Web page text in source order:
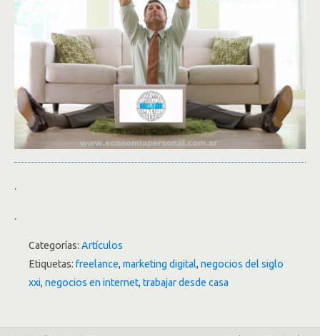
.
.
Categorías: Artículos
Etiquetas: freelance, marketing digital, negocios del siglo
xxi, negocios en internet, trabajar desde casa